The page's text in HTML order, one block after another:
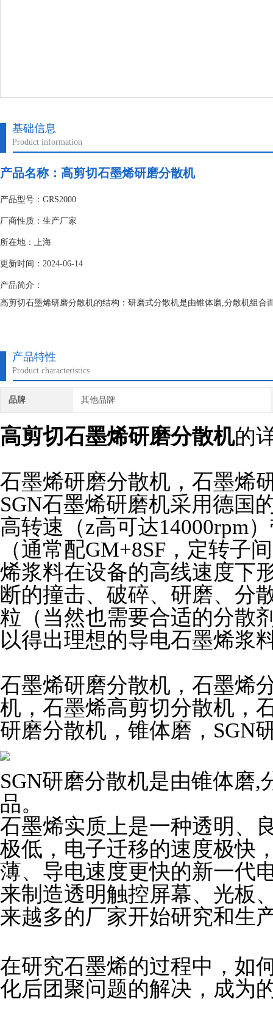
基础信息
Product information
产品名称：高剪切石墨烯研磨分散机
产品型号：GRS2000
厂商性质：生产厂家
所在地：上海
更新时间：2024-06-14
产品简介：
高剪切石墨烯研磨分散机的结构：研磨式分散机是由锥体磨,分散机组合
产品特性
Product characteristics
品牌 其他品牌
高剪切石墨烯研磨分散机的
石墨烯研磨分散机，石墨烯
SGN石墨烯研磨机采用德国
高转速（z高可达14000rpm
（通常配GM+8SF，定转子
烯浆料在设备的高线速度下
断的撞击、破碎、研磨、分
粒（当然也需要合适的分散
以得出理想的导电石墨烯浆
石墨烯研磨分散机，石墨烯
机，石墨烯高剪切分散机，
研磨分散机，锥体磨，SGN
SGN研磨分散机是由锥体磨,
品。
石墨烯实质上是一种透明、
极低，电子迁移的速度极快
薄、导电速度更快的新一代
来制造透明触控屏幕、光板
来越多的厂家开始研究和生
在研究石墨烯的过程中，如
化后团聚问题的解决，成为